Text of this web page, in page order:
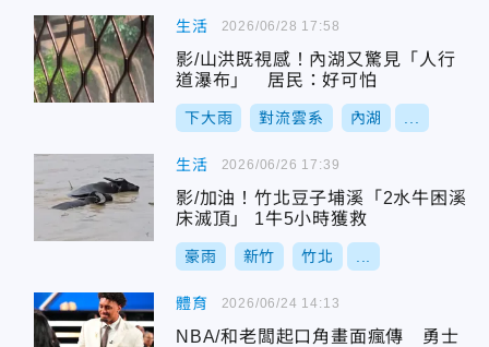
生活
影/山洪既視感！內湖又驚見「人行
道瀑布」 居民：好可怕
下大雨 對流雲系 內湖
2026/06/28 17:58
生活
影/加油！竹北豆子埔溪「2水牛困溪
床滅頂」 1牛5小時獲救
豪雨 新竹 竹北
2026/06/26 17:39
體育
NBA/和老闆起口角畫面瘋傳 勇士
2026/06/24 14:13